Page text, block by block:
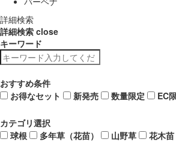
詳細検索
詳細検索 close
キーワード
おすすめ条件
お得なセット
新発売 数量限定 EC
カテゴリ選択
球根
多年草（花苗） 山野草 花木苗